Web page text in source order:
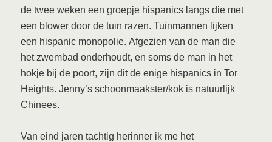
de twee weken een groepje hispanics langs die met
een blower door de tuin razen. Tuinmannen lijken
een hispanic monopolie. Afgezien van de man die
het zwembad onderhoudt, en soms de man in het
hokje bij de poort, zijn dit de enige hispanics in Tor
Heights. Jenny’s schoonmaakster/kok is natuurlijk
Chinees.
Van eind jaren tachtig herinner ik me het